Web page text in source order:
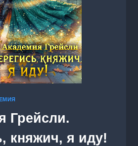
Грейсли.
княжич, я иду!